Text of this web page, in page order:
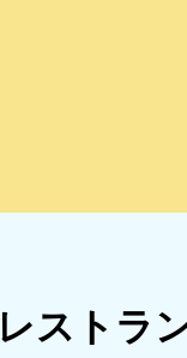
レストラ